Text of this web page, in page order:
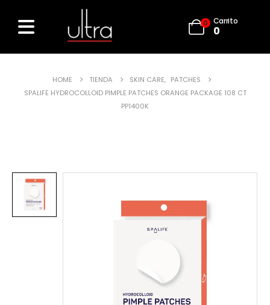
0 Carrito
0
HOME TIENDA SKIN CARE, PATCHES
SPALIFE HYDROCOLLOID PIMPLE PATCHES ORANGE PACKAGE 108 CT
PP1400K